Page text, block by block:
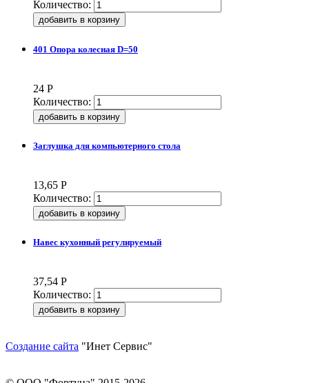
Количество:
401 Опора колесная D=50
24 Р
Количество:
Заглушка для компьютерного стола
13,65 Р
Количество:
Навес кухонный регулируемый
37,54 Р
Количество:
Создание сайта "Инет Сервис"